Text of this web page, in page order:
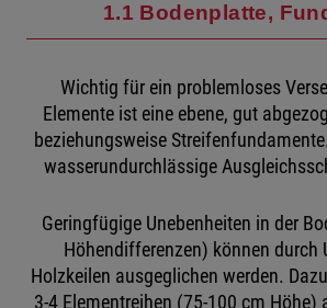
1.1 Bodenplatte,
Wichtig für ein problemloses
Elemente ist eine ebene, gut
beziehungsweise
wasserundurchlässige
Geringfügige Unebenheiten in der
Höhendifferenzen) können durch
Holzkeilen ausgeglichen werden.
3-4 Elementreihen (75-100 cm